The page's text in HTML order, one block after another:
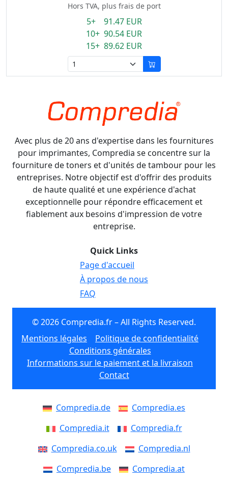
Hors TVA, plus frais de port
5+ 91.47 EUR
10+ 90.54 EUR
15+ 89.62 EUR
Avec plus de 20 ans d'expertise dans les fournitures
pour imprimantes, Compredia se concentre sur la
fourniture de toners et d'unités de tambour pour les
entreprises. Notre objectif est d'offrir des produits
de haute qualité et une expérience d'achat
exceptionnelle pour répondre efficacement et
fiablement aux besoins d'impression de votre
entreprise.
Quick Links
Page d'accueil
À propos de nous
FAQ
© 2026 Compredia.fr – All Rights Reserved.
Mentions légales
Politique de confidentialité
Conditions générales
Informations sur le paiement et la livraison
Contact
Compredia.de
Compredia.es
Compredia.it
Compredia.fr
Compredia.co.uk
Compredia.nl
Compredia.be
Compredia.at